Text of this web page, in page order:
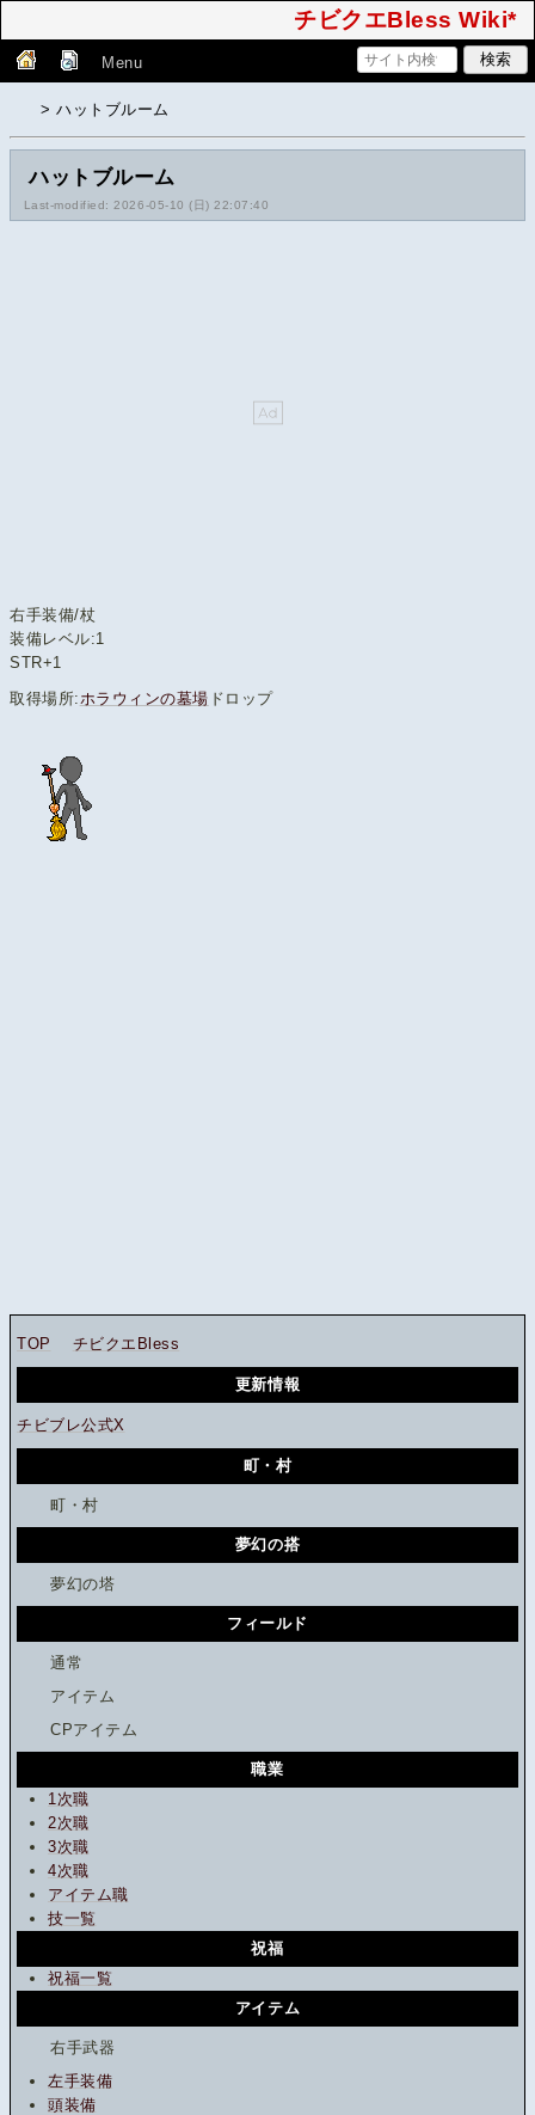
チビクエBless Wiki*
Menu
> ハットブルーム
ハットブルーム
Last-modified: 2026-05-10 (日) 22:07:40
右手装備/杖
装備レベル:1
STR+1
取得場所: ホラウィンの墓場 ドロップ
TOP チビクエBless
更新情報
チビブレ公式X
町・村
町・村
夢幻の搭
夢幻の塔
フィールド
通常
アイテム
CPアイテム
職業
1次職
2次職
3次職
4次職
アイテム職
技一覧
祝福
祝福一覧
アイテム
右手武器
左手装備
頭装備